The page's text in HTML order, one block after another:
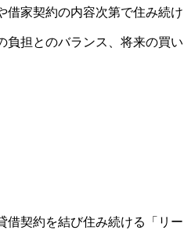
借家契約の内容次第で住み続け
負担とのバランス、将来の買い
借契約を結び住み続ける「リー